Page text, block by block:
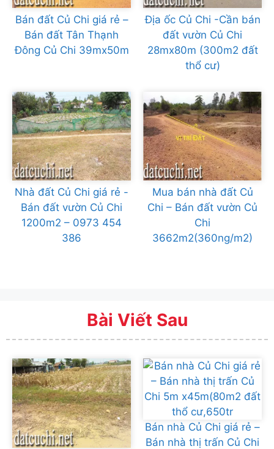
Bán đất Củ Chi giá rẻ –
Bán đất Tân Thạnh
Đông Củ Chi 39mx50m
Địa ốc Củ Chi -Cần bán
đất vườn Củ Chi
28mx80m (300m2 đất
thổ cư)
Nhà đất Củ Chi giá rẻ -
Bán đất vườn Củ Chi
1200m2 – 0973 454
386
Mua bán nhà đất Củ
Chi – Bán đất vườn Củ
Chi
3662m2(360ng/m2)
Bài Viết Sau
Bán nhà Củ Chi giá rẻ –
Bán nhà thị trấn Củ Chi